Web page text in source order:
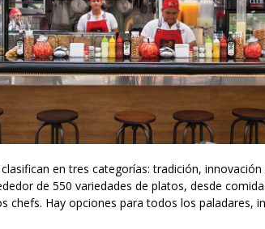
en tres categorías: tradición,
de 550 variedades de platos, desde
chefs. Hay opciones para todos los paladares,